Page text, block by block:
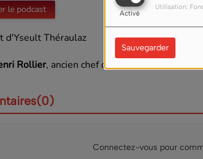
Activé
Utilisation:
Sauvegarder
le podcast
d'Yseult Théraulaz
Rollier, ancien chef du Service de
Connectez-vous pour